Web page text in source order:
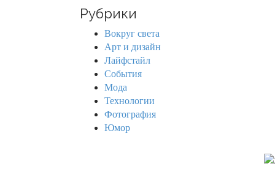
c
Рубрики
Вокруг света
Арт и дизайн
Лайфстайл
События
Мода
Технологии
Фотография
Юмор